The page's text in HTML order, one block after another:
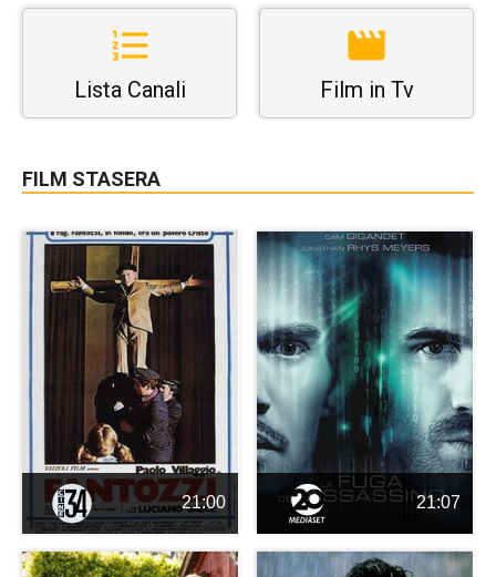
Lista Canali Film in Tv
FILM STASERA
21:00 21:07